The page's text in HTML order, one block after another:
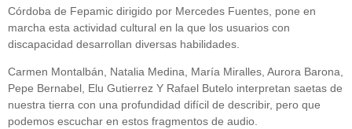
Córdoba de Fepamic dirigido por Mercedes Fuentes, pone en
marcha esta actividad cultural en la que los usuarios con
discapacidad desarrollan diversas habilidades.
Carmen Montalbán, Natalia Medina, María Miralles, Aurora Barona,
Pepe Bernabel, Elu Gutierrez Y Rafael Butelo interpretan saetas de
nuestra tierra con una profundidad difícil de describir, pero que
podemos escuchar en estos fragmentos de audio.